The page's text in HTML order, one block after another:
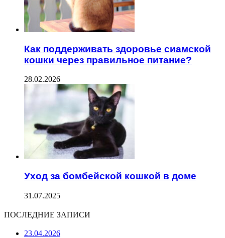
Как поддерживать здоровье сиамской
кошки через правильное питание?
28.02.2026
Уход за бомбейской кошкой в доме
31.07.2025
ПОСЛЕДНИЕ ЗАПИСИ
23.04.2026